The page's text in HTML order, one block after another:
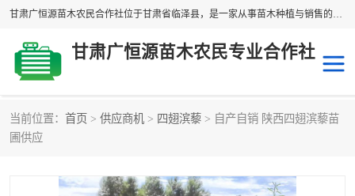
甘肃广恒源苗木农民合作社位于甘肃省临泽县，是一家从事苗木种植与销售的农民合作组织，合作社拥有苗木基地1500多亩，种植苗木品种40多个，年产各类苗木2000多万株。主营：白刺苗、红柳苗、梭梭苗等，我们以“种植一流的苗子，诚信经营”的经营理念，竭诚为每一位客户做优质的服务，欢迎来电咨询！
甘肃广恒源苗木农民专业合作社
当前位置： 首页 > 供应商机 > 四翅滨藜 > 自产自销 陕西四翅滨藜苗
圃供应
新疆杨
圆冠榆 柠条